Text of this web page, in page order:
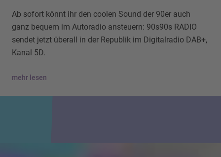
Ab sofort könnt ihr den coolen Sound der 90er auch
ganz bequem im Autoradio ansteuern: 90s90s RADIO
sendet jetzt überall in der Republik im Digitalradio DAB+,
Kanal 5D.
mehr lesen